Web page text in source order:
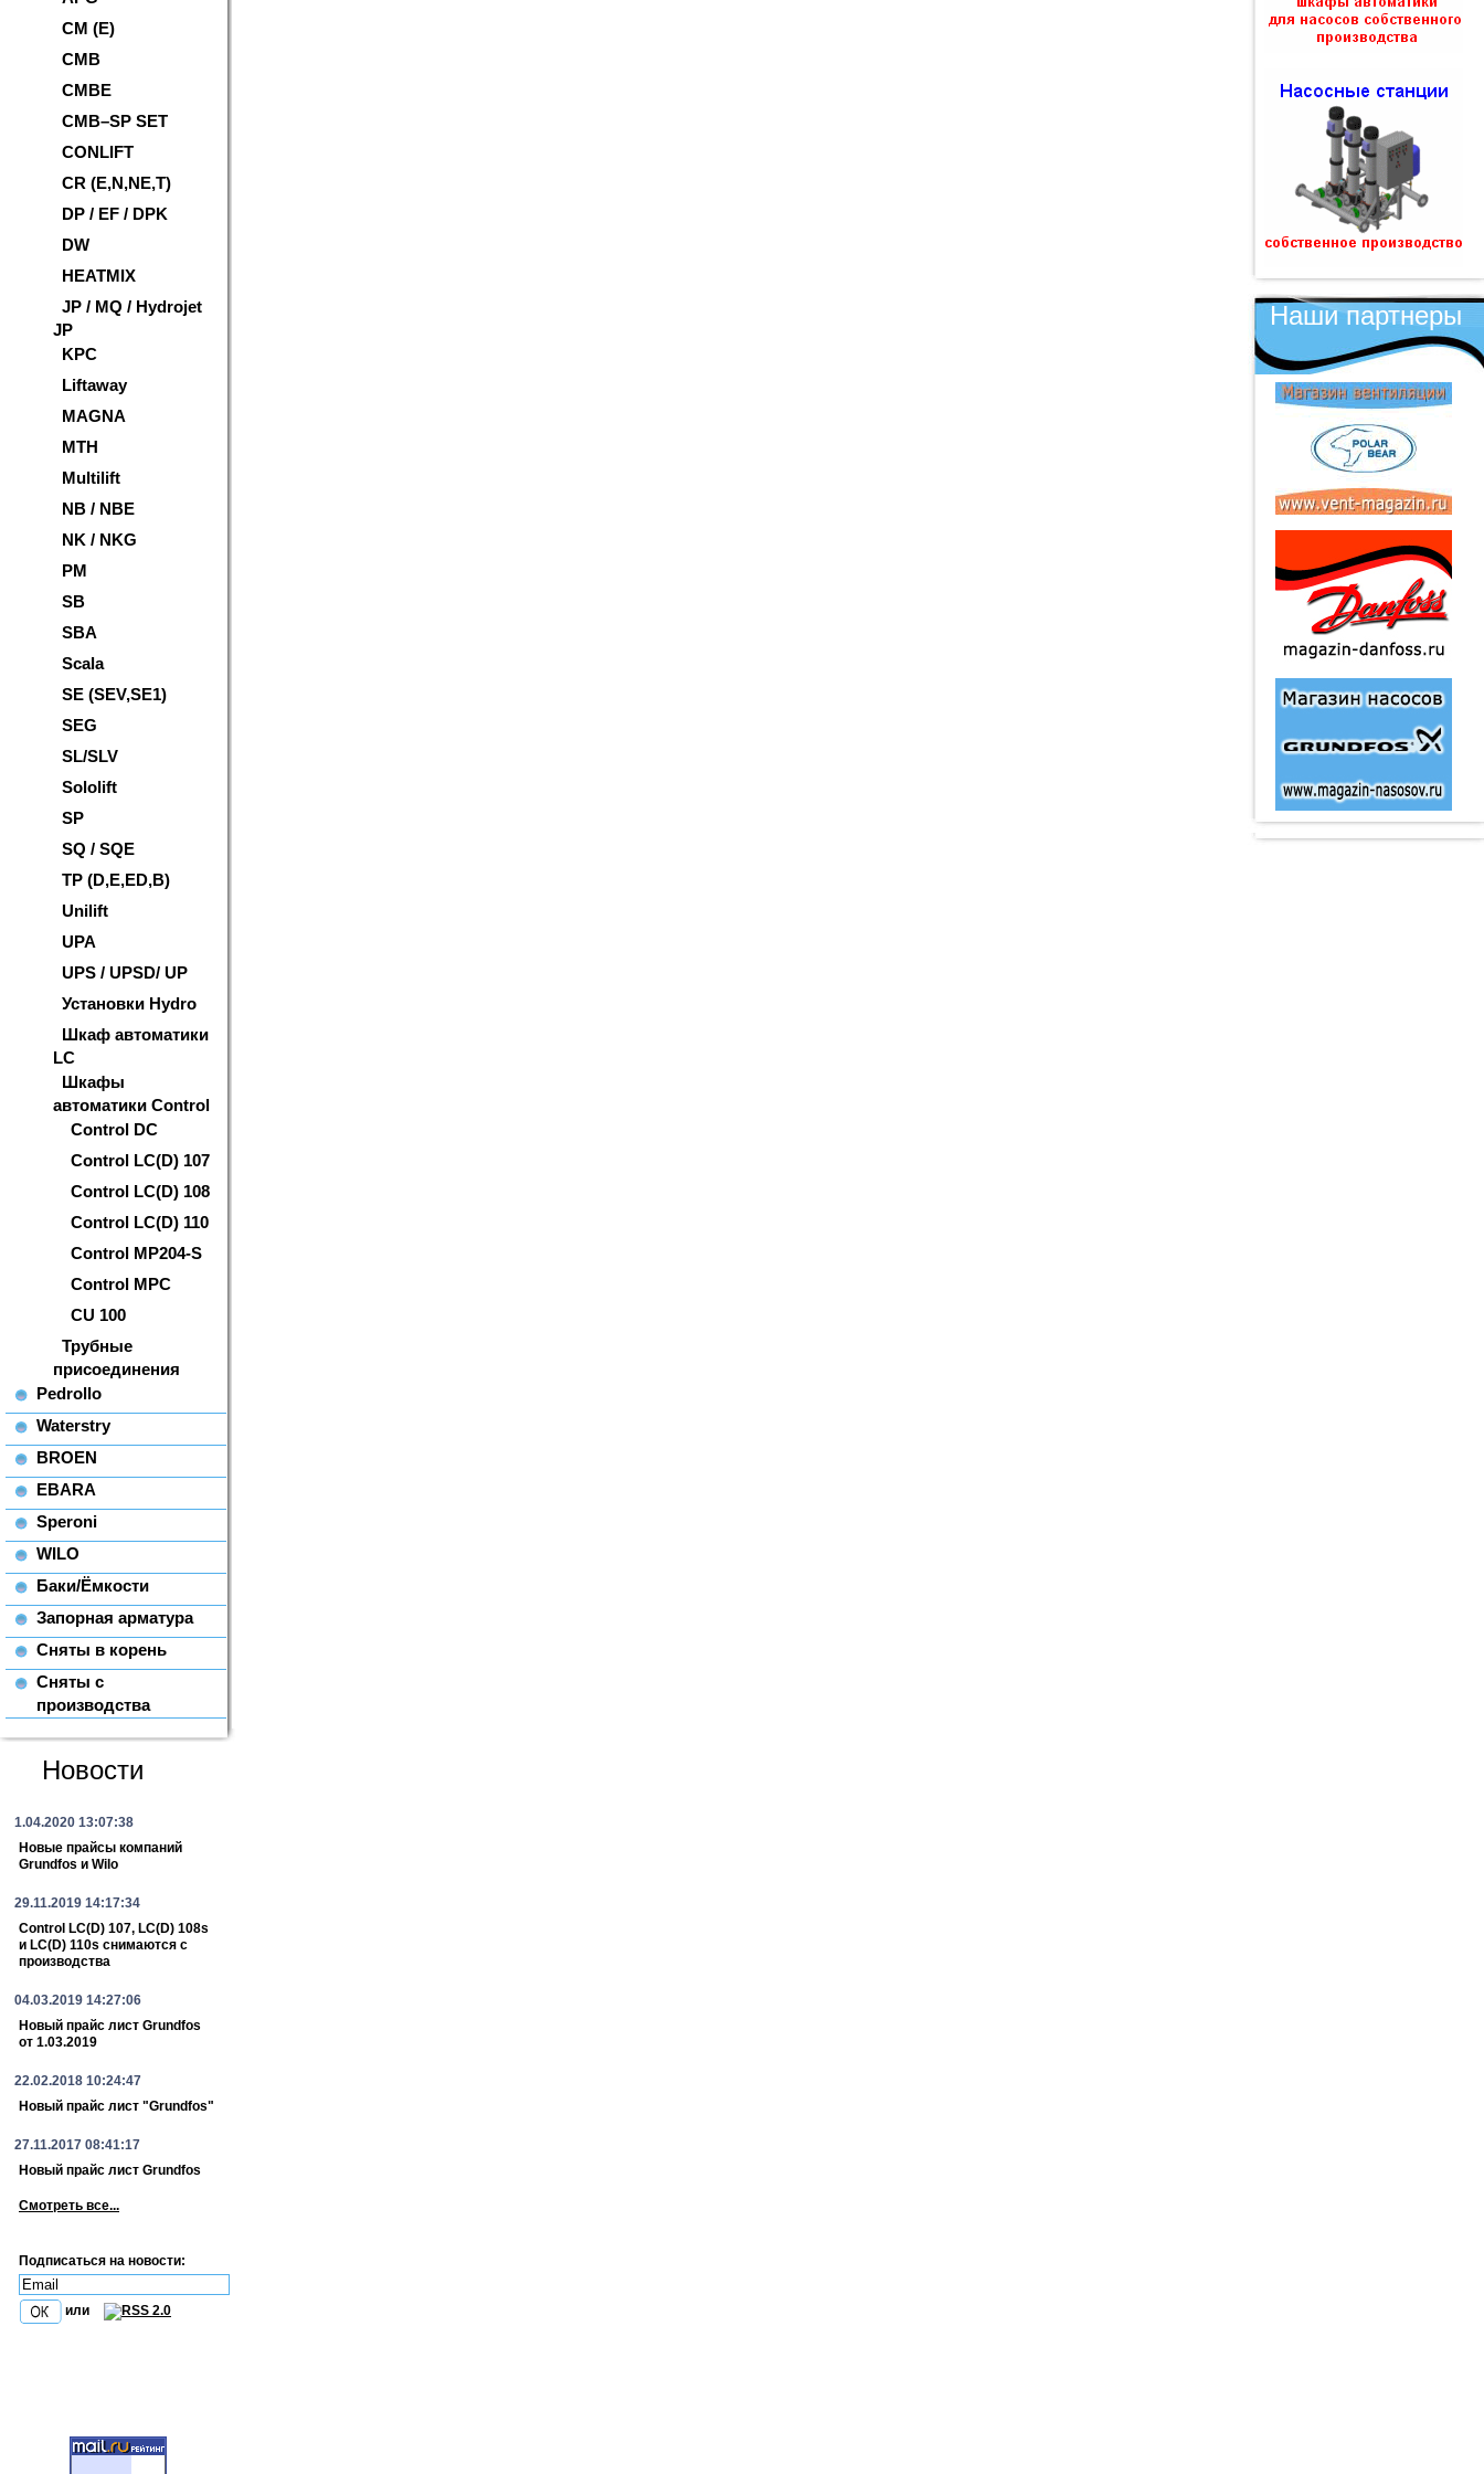
CM (E)
CMB
CMBE
CMB–SP SET
CONLIFT
CR (E,N,NE,T)
DP / EF / DPK
DW
HEATMIX
JP / MQ / Hydrojet
JP
KPC
Liftaway
MAGNA
MTH
Multilift
NB / NBE
NK / NKG
PM
SB
SBA
Scala
SE (SEV,SE1)
SEG
SL/SLV
Sololift
SP
SQ / SQE
TP (D,E,ED,B)
Unilift
UPA
UPS / UPSD/ UP
Установки Hydro
Шкаф автоматики
LC
Шкафы
автоматики Control
Control DC
Control LC(D) 107
Control LC(D) 108
Control LC(D) 110
Control MP204-S
Control MPC
CU 100
Трубные
присоединения
Pedrollo
Waterstry
BROEN
EBARA
Speroni
WILO
Баки/Ёмкости
Запорная арматура
Сняты в корень
Сняты с
производства
Новости
1.04.2020 13:07:38
Новые прайсы компаний
Grundfos и Wilo
29.11.2019 14:17:34
Control LC(D) 107, LC(D) 108s
и LC(D) 110s снимаются с
производства
04.03.2019 14:27:06
Новый прайс лист Grundfos
от 1.03.2019
22.02.2018 10:24:47
Новый прайс лист "Grundfos"
27.11.2017 08:41:17
Новый прайс лист Grundfos
Смотреть все...
Подписаться на новости:
или
Наши партнеры